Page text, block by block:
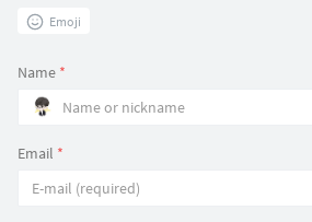
Emoji
Name *
Email *